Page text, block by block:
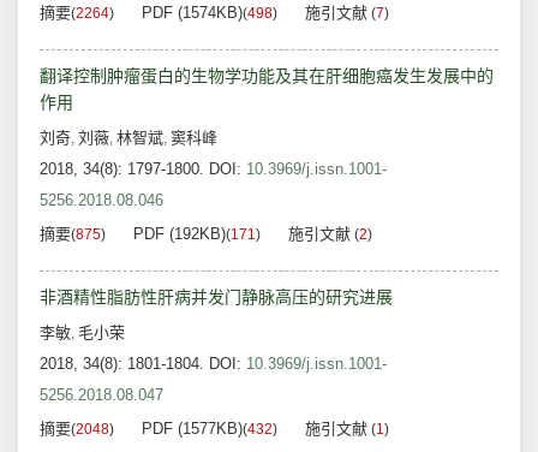
摘要(2264) PDF (1574KB)(498) 施引文献 (7)
翻译控制肿瘤蛋白的生物学功能及其在肝细胞癌发生发展中的
作用
刘奇, 刘薇, 林智斌, 窦科峰
2018, 34(8): 1797-1800. DOI: 10.3969/j.issn.1001-
5256.2018.08.046
摘要(875) PDF (192KB)(171) 施引文献 (2)
非酒精性脂肪性肝病并发门静脉高压的研究进展
李敏, 毛小荣
2018, 34(8): 1801-1804. DOI: 10.3969/j.issn.1001-
5256.2018.08.047
摘要(2048) PDF (1577KB)(432) 施引文献 (1)